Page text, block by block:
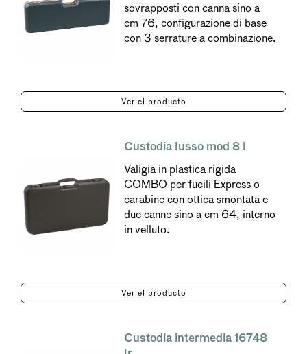
sovrapposti con canna sino a
cm 76, configurazione di base
con 3 serrature a combinazione.
Ver el producto
Custodia lusso mod 8 l
Valigia in plastica rigida
COMBO per fucili Express o
carabine con ottica smontata e
due canne sino a cm 64, interno
in velluto.
Ver el producto
Custodia intermedia 16748